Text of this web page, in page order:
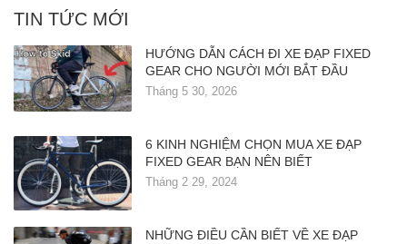
TIN TỨC MỚI
HƯỚNG DẪN CÁCH ĐI XE ĐẠP FIXED
GEAR CHO NGƯỜI MỚI BẮT ĐẦU
Tháng 5 30, 2026
6 KINH NGHIỆM CHỌN MUA XE ĐẠP
FIXED GEAR BẠN NÊN BIẾT
Tháng 2 29, 2024
NHỮNG ĐIỀU CẦN BIẾT VỀ XE ĐẠP